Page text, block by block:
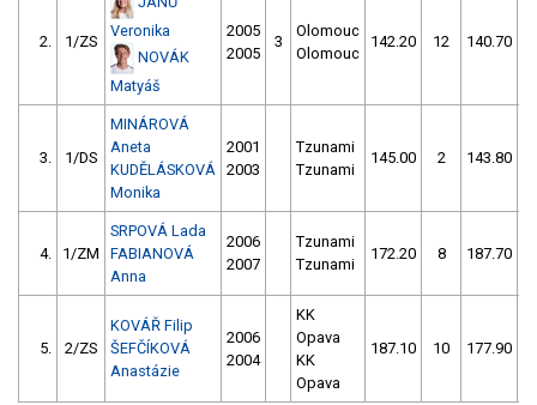
2. 1/ZS
Veronika
NOVÁK
Matyáš
2005
2005
3
Olomouc
Olomouc
142.20 12 140.70
3. 1/DS
MINÁROVÁ
Aneta
KUDĚLÁSKOVÁ
Monika
2001
2003
Tzunami
Tzunami
145.00 2 143.80
4. 1/ZM
SRPOVÁ Lada
FABIANOVÁ
Anna
2006
2007
Tzunami
Tzunami
172.20 8 187.70
5. 2/ZS
KOVÁŘ Filip
ŠEFČÍKOVÁ
Anastázie
2006
2004
KK
Opava
KK
Opava
187.10 10 177.90